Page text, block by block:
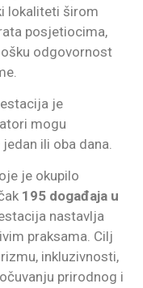
lokaliteti širom
posjetiocima,
odgovornost
je
mogu
ili oba dana.
je okupilo
195 događaja u
nastavlja
praksama. Cilj
inkluzivnosti,
prirodnog i